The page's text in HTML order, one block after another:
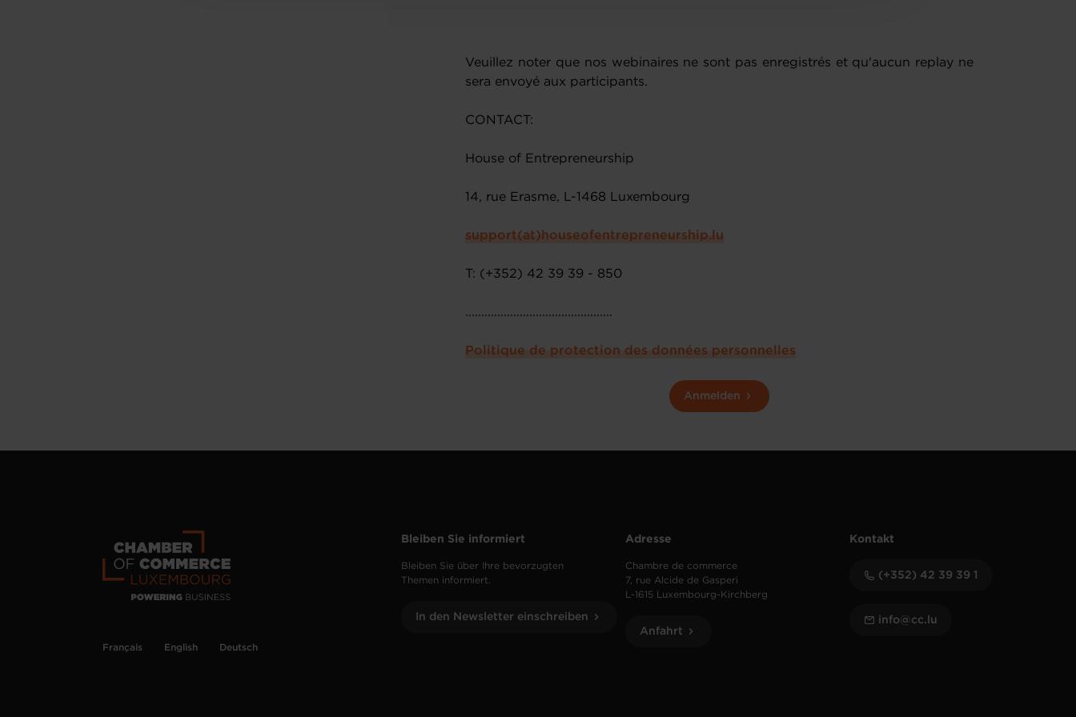
Veuillez noter que nos webinaires ne sont pas enregistrés et qu'aucun replay ne
sera envoyé aux participants.
CONTACT:
House of Entrepreneurship
14, rue Erasme, L-1468 Luxembourg
support(at)houseofentrepreneurship.lu
T: (+352) 42 39 39 - 850
..............................................
Politique de protection des données personnelles
Anmelden
Français English Deutsch
Bleiben Sie informiert
Bleiben Sie über Ihre bevorzugten
Themen informiert.
In den Newsletter einschreiben
Adresse
Chambre de commerce
7, rue Alcide de Gasperi
L-1615 Luxembourg-Kirchberg
Anfahrt
Kontakt
(+352) 42 39 39 1
info@cc.lu